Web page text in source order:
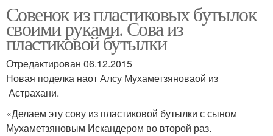
Совенок из пластиковых бутылок
своими руками. Сова из
пластиковой бутылки
Отредактирован 06.12.2015
Новая поделка наот Алсу Мухаметзяноваой из
Астрахани.
«Делаем эту сову из пластиковой бутылки с сыном
Мухаметзяновым Искандером во второй раз.